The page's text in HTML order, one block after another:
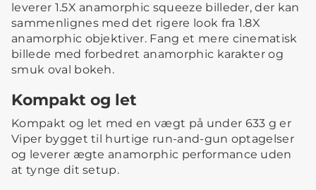
leverer 1.5X anamorphic squeeze billeder, der kan
sammenlignes med det rigere look fra 1.8X
anamorphic objektiver. Fang et mere cinematisk
billede med forbedret anamorphic karakter og
smuk oval bokeh.
Kompakt og let
Kompakt og let med en vægt på under 633 g er
Viper bygget til hurtige run-and-gun optagelser
og leverer ægte anamorphic performance uden
at tynge dit setup.